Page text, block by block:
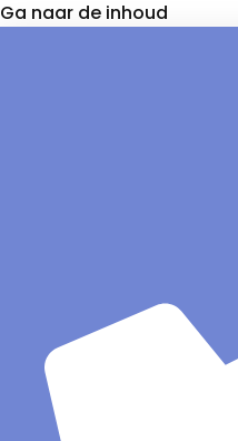
Ga naar de inhoud